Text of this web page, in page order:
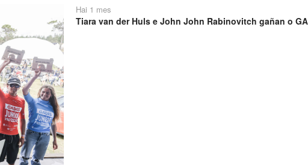
Hai 1 mes
Tiara van der Huls e John John Rabinovitch gañan o